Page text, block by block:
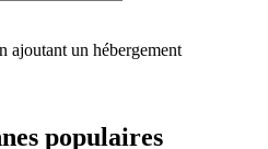
ajoutant un hébergement
populaires